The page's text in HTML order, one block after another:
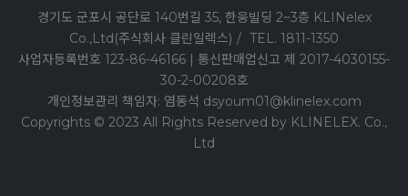
경기도 군포시 공단로 140번길 35, 한웅빌딩 2~3층 KLINelex
Co.,Ltd(주식회사 클린일렉스) / TEL. 1811-1350
사업자등록번호 123-86-46166 | 통신판매업신고 제 2017-4030155-
30-2-00208호
개인정보관리 책임자: 염동석 dsyoum01@klinelex.com
Copyrights © 2023 All Rights Reserved by KLINELEX. Co.,
Ltd